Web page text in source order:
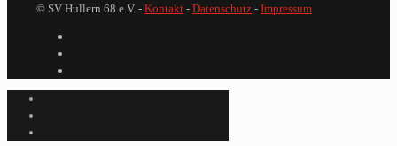
© SV Hullern 68 e.V. - Kontakt - Datenschutz - Impressum